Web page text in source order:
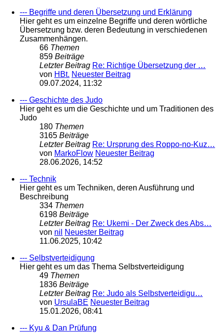
--- Begriffe und deren Übersetzung und Erklärung
Hier geht es um einzelne Begriffe und deren wörtliche
Übersetzung bzw. deren Bedeutung in verschiedenen
Zusammenhängen.
66 Themen
859 Beiträge
Letzter Beitrag Re: Richtige Übersetzung der …
von HBt. Neuester Beitrag
09.07.2024, 11:32
--- Geschichte des Judo
Hier geht es um die Geschichte und um Traditionen des
Judo
180 Themen
3165 Beiträge
Letzter Beitrag Re: Ursprung des Roppo-no-Kuz…
von MarkoFlow Neuester Beitrag
28.06.2026, 14:52
--- Technik
Hier geht es um Techniken, deren Ausführung und
Beschreibung
334 Themen
6198 Beiträge
Letzter Beitrag Re: Ukemi - Der Zweck des Abs…
von nil
Neuester Beitrag
11.06.2025, 10:42
--- Selbstverteidigung
Hier geht es um das Thema Selbstverteidigung
49 Themen
1836 Beiträge
Letzter Beitrag Re: Judo als Selbstverteidigu…
von UrsulaBE Neuester Beitrag
15.01.2026, 08:41
--- Kyu & Dan Prüfung